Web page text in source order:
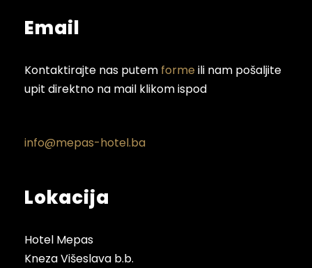
Email
Kontaktirajte nas putem forme ili nam pošaljite
upit direktno na mail klikom ispod
info@mepas-hotel.ba
Lokacija
Hotel Mepas
Kneza Višeslava b.b.